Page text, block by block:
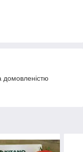
домовленістю